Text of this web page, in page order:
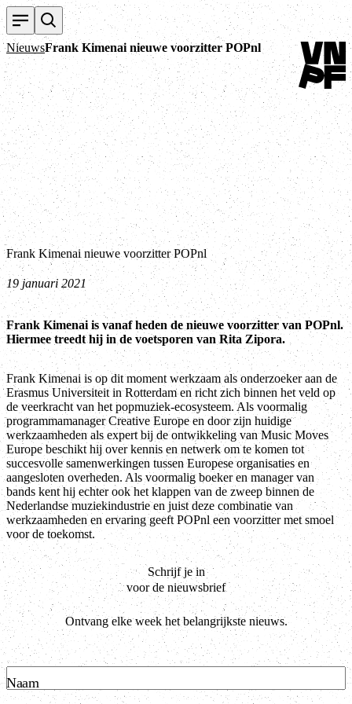
NieuwsFrank Kimenai nieuwe voorzitter POPnl
Terug
Frank Kimenai nieuwe voorzitter POPnl
19 januari 2021
Frank Kimenai is vanaf heden de nieuwe voorzitter van POPnl.
Hiermee treedt hij in de voetsporen van Rita Zipora.
Frank Kimenai is op dit moment werkzaam als onderzoeker aan de
Erasmus Universiteit in Rotterdam en richt zich binnen het veld op
de veerkracht van het popmuziek-ecosysteem. Als voormalig
programmamanager Creative Europe en door zijn huidige
werkzaamheden als expert bij de ontwikkeling van Music Moves
Europe beschikt hij over kennis en netwerk om te komen tot
succesvolle samenwerkingen tussen Europese organisaties en
aangesloten overheden. Als voormalig boeker en manager van
bands kent hij echter ook het klappen van de zweep binnen de
Nederlandse muziekindustrie en juist deze combinatie van
werkzaamheden en ervaring geeft POPnl een voorzitter met smoel
voor de toekomst.
Schrijf je in
voor de nieuwsbrief
Ontvang elke week het belangrijkste nieuws.
Naam